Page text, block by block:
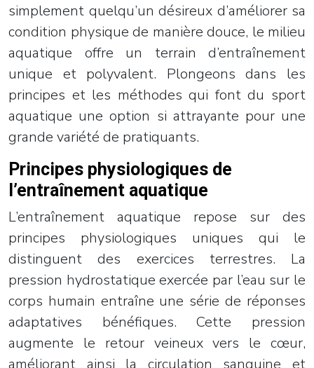
simplement quelqu’un désireux d’améliorer sa
condition physique de manière douce, le milieu
aquatique offre un terrain d’entraînement
unique et polyvalent. Plongeons dans les
principes et les méthodes qui font du sport
aquatique une option si attrayante pour une
grande variété de pratiquants.
Principes physiologiques de
l’entraînement aquatique
L’entraînement aquatique repose sur des
principes physiologiques uniques qui le
distinguent des exercices terrestres. La
pression hydrostatique exercée par l’eau sur le
corps humain entraîne une série de réponses
adaptatives bénéfiques. Cette pression
augmente le retour veineux vers le cœur,
améliorant ainsi la circulation sanguine et